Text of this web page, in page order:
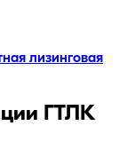
лизинговая
ГТЛК